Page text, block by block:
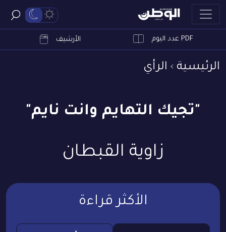
PDF عدد اليوم الأرشيف
الرئيسية الرأي
"تجيك التهايم وانت نايم"
زاوية القبطان
الأكثر قراءة